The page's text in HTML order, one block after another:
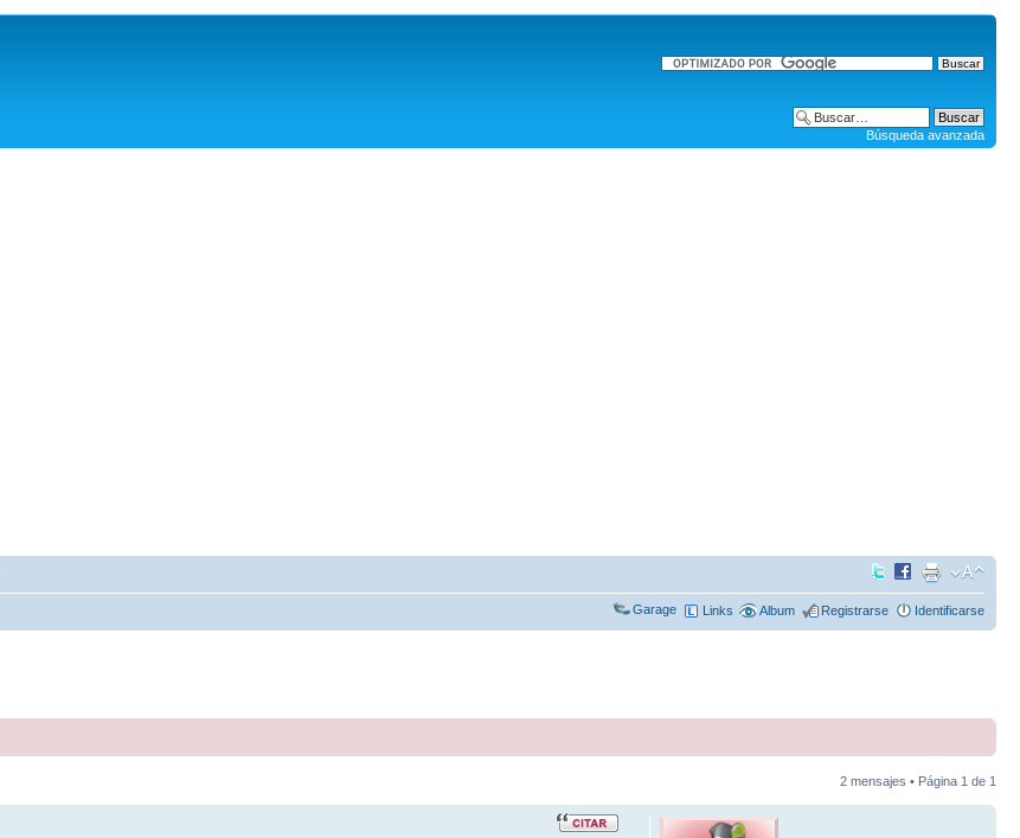
Búsqueda avanzada
Garage Links Album Registrarse Identificarse
2 mensajes • Página 1 de 1